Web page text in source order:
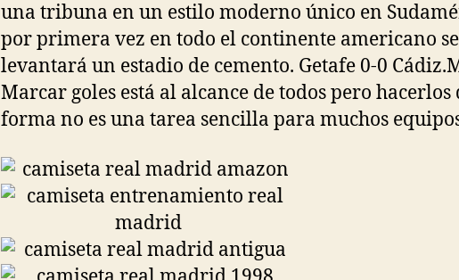
una tribuna en un estilo moderno único en
por primera vez en todo el continente americano se
levantará un estadio de cemento. Getafe 0-0
Marcar goles está al alcance de todos pero hacerlos
forma no es una tarea sencilla para muchos